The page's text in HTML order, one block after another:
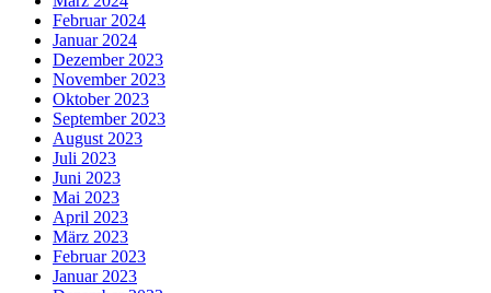
Februar 2024
Januar 2024
Dezember 2023
November 2023
Oktober 2023
September 2023
August 2023
Juli 2023
Juni 2023
Mai 2023
April 2023
März 2023
Februar 2023
Januar 2023